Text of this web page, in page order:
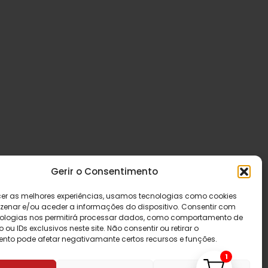
Gerir o Consentimento
as melhores experiências, usamos tecnologias como cookies
e/ou aceder a informações do dispositivo. Consentir com
nos permitirá processar dados, como comportamento de
IDs exclusivos neste site. Não consentir ou retirar o
pode afetar negativamante certos recursos e funções.
1